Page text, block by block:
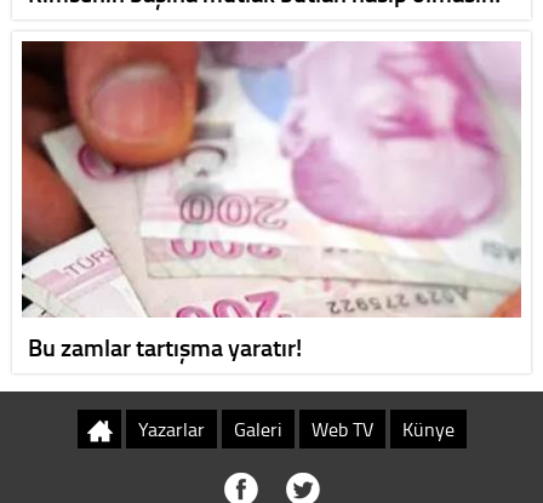
Bu zamlar tartışma yaratır!
Yazarlar Galeri Web TV Künye